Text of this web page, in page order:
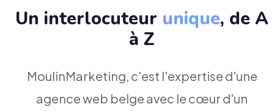
Un interlocuteur unique, de A
à Z
MoulinMarketing, c'est l'expertise d'une
agence web belge avec le cœur d'un